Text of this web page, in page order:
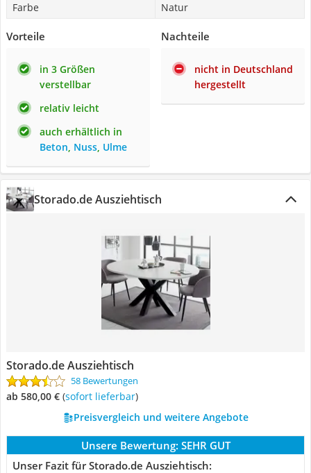
Farbe
Natur
Vorteile
in 3 Größen
verstellbar
relativ leicht
auch erhältlich in
Beton, Nuss, Ulme
Nachteile
nicht in Deutschland
hergestellt
Storado.de Ausziehtisch
Storado.de Ausziehtisch
58 Bewertungen
ab 580,00 € ( Sofort lieferbar)
Preisvergleich und weitere Angebote
Unsere Bewertung: SEHR GUT
Unser Fazit für Storado.de Ausziehtisch: